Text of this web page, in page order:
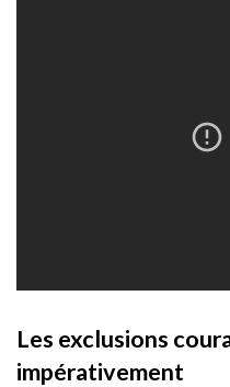
Les exclusions
impérativement